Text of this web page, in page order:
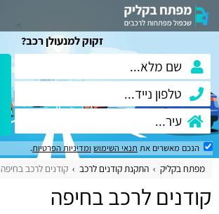
זקוק למנעולן רכב?
הנכם מאשרים את תנאי השימוש ומדיניות הפרטיות.
מפתח בקליק התקנת קודנים לרכב קודנים לרכב בחיפה
קודנים לרכב בחיפה